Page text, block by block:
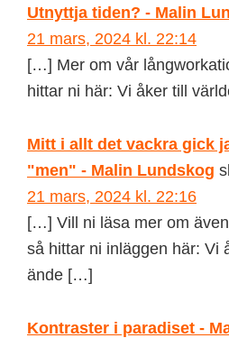
Utnyttja tiden? - Malin
21 mars, 2024 kl. 22:14
[…] Mer om vår
hittar ni här: Vi åker till
Mitt i allt det vackra gick
"men" - Malin Lundskog
21 mars, 2024 kl. 22:16
[…] Vill ni läsa mer om
så hittar ni inläggen här: Vi
ände […]
Kontraster i paradiset -